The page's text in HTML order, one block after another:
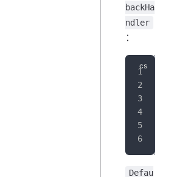
backHa
ndler
：
Defau